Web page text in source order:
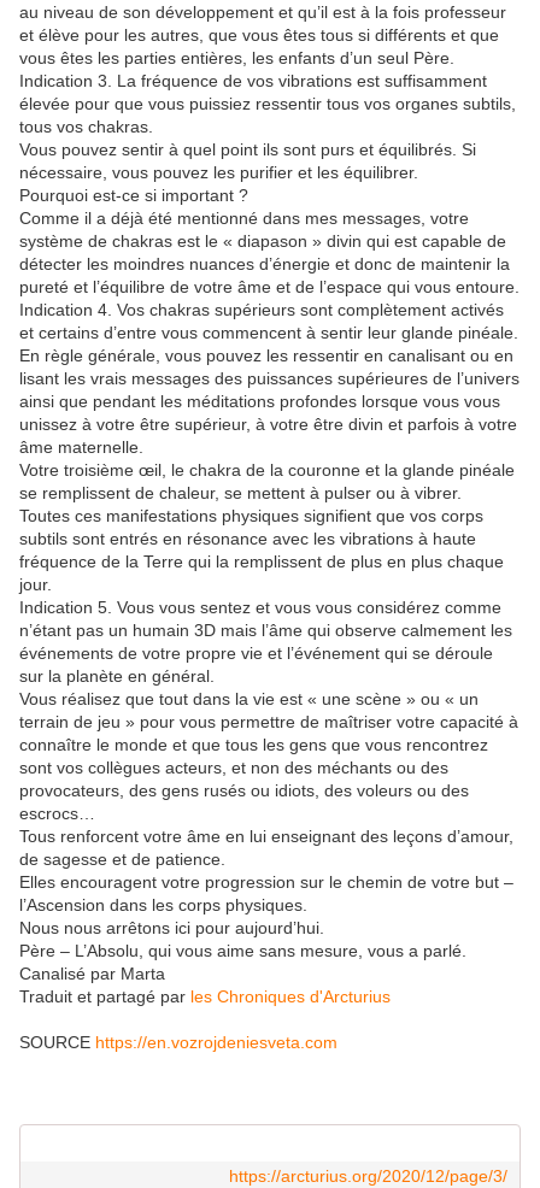
au niveau de son développement et qu’il est à la fois professeur
et élève pour les autres, que vous êtes tous si différents et que
vous êtes les parties entières, les enfants d’un seul Père.
Indication 3. La fréquence de vos vibrations est suffisamment
élevée pour que vous puissiez ressentir tous vos organes subtils,
tous vos chakras.
Vous pouvez sentir à quel point ils sont purs et équilibrés. Si
nécessaire, vous pouvez les purifier et les équilibrer.
Pourquoi est-ce si important ?
Comme il a déjà été mentionné dans mes messages, votre
système de chakras est le « diapason » divin qui est capable de
détecter les moindres nuances d’énergie et donc de maintenir la
pureté et l’équilibre de votre âme et de l’espace qui vous entoure.
Indication 4. Vos chakras supérieurs sont complètement activés
et certains d’entre vous commencent à sentir leur glande pinéale.
En règle générale, vous pouvez les ressentir en canalisant ou en
lisant les vrais messages des puissances supérieures de l’univers
ainsi que pendant les méditations profondes lorsque vous vous
unissez à votre être supérieur, à votre être divin et parfois à votre
âme maternelle.
Votre troisième œil, le chakra de la couronne et la glande pinéale
se remplissent de chaleur, se mettent à pulser ou à vibrer.
Toutes ces manifestations physiques signifient que vos corps
subtils sont entrés en résonance avec les vibrations à haute
fréquence de la Terre qui la remplissent de plus en plus chaque
jour.
Indication 5. Vous vous sentez et vous vous considérez comme
n’étant pas un humain 3D mais l’âme qui observe calmement les
événements de votre propre vie et l’événement qui se déroule
sur la planète en général.
Vous réalisez que tout dans la vie est « une scène » ou « un
terrain de jeu » pour vous permettre de maîtriser votre capacité à
connaître le monde et que tous les gens que vous rencontrez
sont vos collègues acteurs, et non des méchants ou des
provocateurs, des gens rusés ou idiots, des voleurs ou des
escrocs…
Tous renforcent votre âme en lui enseignant des leçons d’amour,
de sagesse et de patience.
Elles encouragent votre progression sur le chemin de votre but –
l’Ascension dans les corps physiques.
Nous nous arrêtons ici pour aujourd’hui.
Père – L’Absolu, qui vous aime sans mesure, vous a parlé.
Canalisé par Marta
Traduit et partagé par les Chroniques d'Arcturius
SOURCE https://en.vozrojdeniesveta.com
https://arcturius.org/2020/12/page/3/